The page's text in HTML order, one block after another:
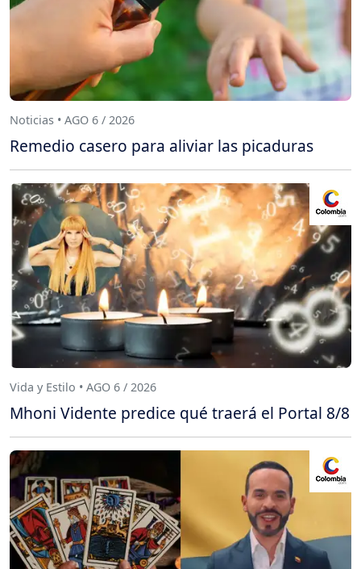
Noticias • AGO 6 / 2026
Remedio casero para aliviar las picaduras
Vida y Estilo • AGO 6 / 2026
Mhoni Vidente predice qué traerá el Portal 8/8